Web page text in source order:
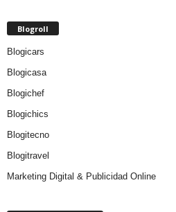
Blogroll
Blogicars
Blogicasa
Blogichef
Blogichics
Blogitecno
Blogitravel
Marketing Digital & Publicidad Online